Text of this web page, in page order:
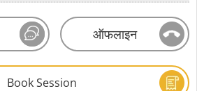
ऑफलाइन
Book Session